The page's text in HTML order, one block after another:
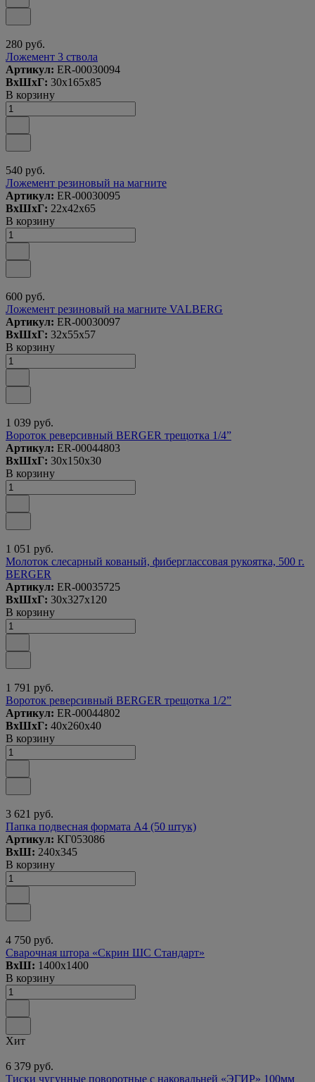
280 руб.
Ложемент 3 ствола
Артикул: ER-00030094
ВxШxГ: 30x165x85
В корзину
540 руб.
Ложемент резиновый на магните
Артикул: ER-00030095
ВxШxГ: 22x42x65
В корзину
600 руб.
Ложемент резиновый на магните VALBERG
Артикул: ER-00030097
ВxШxГ: 32x55x57
В корзину
1 039 руб.
Вороток реверсивный BERGER трещотка 1/4”
Артикул: ER-00044803
ВxШxГ: 30x150x30
В корзину
1 051 руб.
Молоток слесарный кованый, фиберглассовая рукоятка, 500 г.
BERGER
Артикул: ER-00035725
ВxШxГ: 30x327x120
В корзину
1 791 руб.
Вороток реверсивный BERGER трещотка 1/2”
Артикул: ER-00044802
ВxШxГ: 40x260x40
В корзину
3 621 руб.
Папка подвесная формата А4 (50 штук)
Артикул: КГ053086
ВxШ: 240x345
В корзину
4 750 руб.
Сварочная штора «Скрин ШС Стандарт»
ВxШ: 1400x1400
В корзину
Хит
6 379 руб.
Тиски чугунные поворотные с наковальней «ЭГИР» 100мм